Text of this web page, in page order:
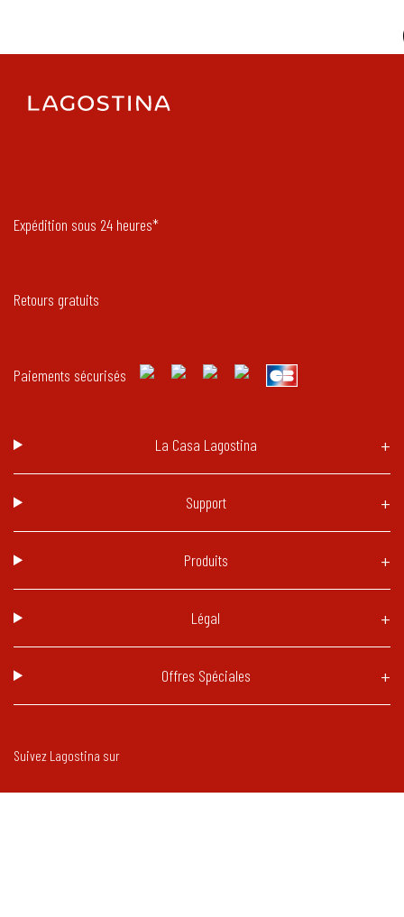
Expédition sous 24 heures*
Retours gratuits
Paiements sécurisés
La Casa Lagostina
Support
Produits
Légal
Offres Spéciales
Suivez Lagostina sur